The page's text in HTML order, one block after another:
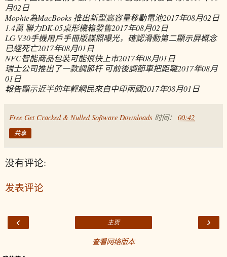
月02日
Mophie為MacBooks 推出新型高容量移動電池2017年08月02日
1.4萬 聯力DK-05桌形機箱發售2017年08月02日
LG V30手機用戶手冊版諜照曝光，確認滑動第二顯示屏概念
已經死亡2017年08月01日
NFC智能商品包裝可能很快上市2017年08月01日
瑞士公司推出了一款調節杆 可前後調節車把距離2017年08月
01日
報告顯示近半的年輕網民來自中印兩國2017年08月01日
Free Get Cracked & Nulled Software Downloads 时间： 00:42
共享
没有评论:
发表评论
‹ ›
主页
查看网络版本